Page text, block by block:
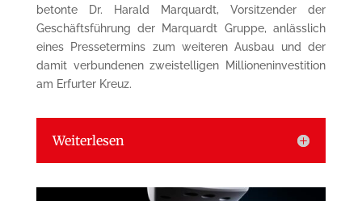
betonte Dr. Harald Marquardt, Vorsitzender der
Geschäftsführung der Marquardt Gruppe, anlässlich
eines Pressetermins zum weiteren Ausbau und der
damit verbundenen zweistelligen Millioneninvestition
am Erfurter Kreuz.
Weiterlesen